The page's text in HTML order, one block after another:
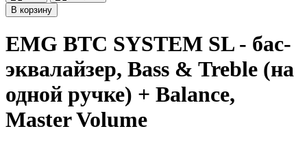
В корзину
EMG BTC SYSTEM SL - бас-
эквалайзер, Bass & Treble (на
одной ручке) + Balance,
Master Volume